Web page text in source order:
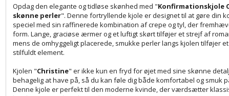
Opdag den elegante og tidløse skønhed med "Konfirmationskjole
skønne perler". Denne fortryllende kjole er designet til at gøre din
speciel med sin raffinerede kombination af crepe og tyl, der
form. Lange, graciøse ærmer og et luftigt skørt tilføjer et strejf af
mens de omhyggeligt placerede, smukke perler langs kjolen tilføjer
stilfuldt element.
Kjolen "Christine" er ikke kun en fryd for øjet med sine skønne
behagelig at have på, så du kan føle dig både komfortabel og smuk
Denne kjole er perfekt til den moderne kvinde, der værdsætter